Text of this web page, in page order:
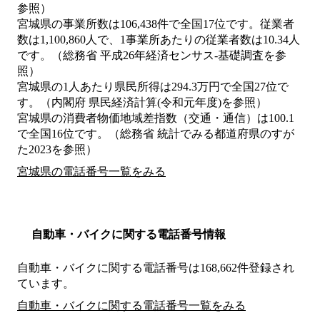
参照）
宮城県の事業所数は106,438件で全国17位です。従業者
数は1,100,860人で、1事業所あたりの従業者数は10.34人
です。（総務省 平成26年経済センサス‐基礎調査を参
照）
宮城県の1人あたり県民所得は294.3万円で全国27位で
す。（内閣府 県民経済計算(令和元年度)を参照）
宮城県の消費者物価地域差指数（交通・通信）は100.1
で全国16位です。（総務省 統計でみる都道府県のすが
た2023を参照）
宮城県の電話番号一覧をみる
自動車・バイクに関する電話番号情報
自動車・バイクに関する電話番号は168,662件登録され
ています。
自動車・バイクに関する電話番号一覧をみる